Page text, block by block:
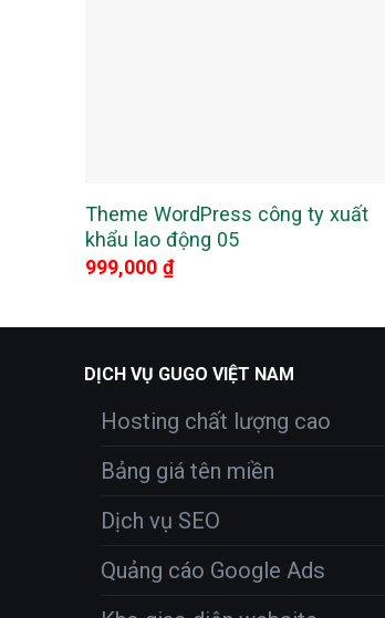
Theme WordPress công ty xuất
khẩu lao động 05
999,000 ₫
DỊCH VỤ GUGO VIỆT NAM
Hosting chất lượng cao
Bảng giá tên miền
Dịch vụ SEO
Quảng cáo Google Ads